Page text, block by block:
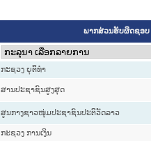
ພາກສ່ວນຮັບຜິດຊອບ
ກະຊວງ ຍຸຕິທໍາ
ສານປະຊາຊົນສູງສຸດ
ສູນກາງຊາວໜຸ່ມປະຊາຊົນປະຕິວັດລາວ
ກະຊວງ ການເງິນ